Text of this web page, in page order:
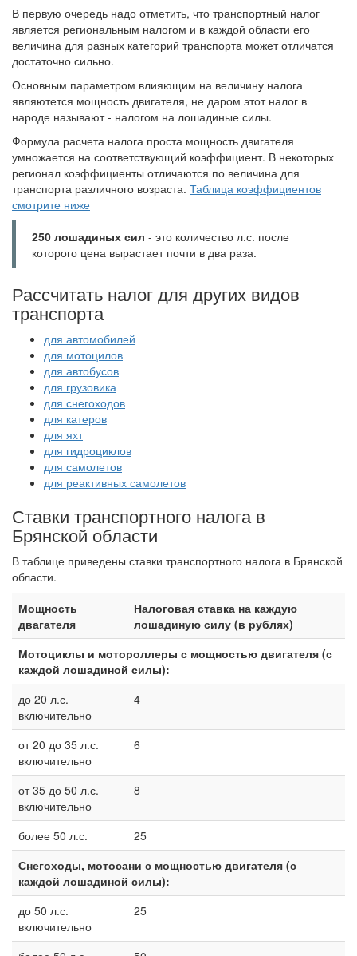
В первую очередь надо отметить, что транспортный налог
является региональным налогом и в каждой области его
величина для разных категорий транспорта может отличатся
достаточно сильно.
Основным параметром влияющим на величину налога
являютется мощность двигателя, не даром этот налог в
народе называют - налогом на лошадиные силы.
Формула расчета налога проста мощность двигателя
умножается на соответствующий коэффициент. В некоторых
регионал коэффициенты отличаются по величина для
транспорта различного возраста. Таблица коэффициентов
смотрите ниже
250 лошадиных сил - это количество л.с. после
которого цена вырастает почти в два раза.
Рассчитать налог для других видов
транспорта
для автомобилей
для мотоцилов
для автобусов
для грузовика
для снегоходов
для катеров
для яхт
для гидроциклов
для самолетов
для реактивных самолетов
Ставки транспортного налога в
Брянской области
В таблице приведены ставки транспортного налога в Брянской
области.
Мощность
двагателя
Налоговая ставка на каждую
лошадиную силу (в рублях)
Мотоциклы и мотороллеры с мощностью двигателя (с
каждой лошадиной силы):
до 20 л.с.
включительно
4
от 20 до 35 л.с.
включительно
6
от 35 до 50 л.с.
включительно
8
более 50 л.с.
25
Снегоходы, мотосани с мощностью двигателя (с
каждой лошадиной силы):
до 50 л.с.
включительно
25